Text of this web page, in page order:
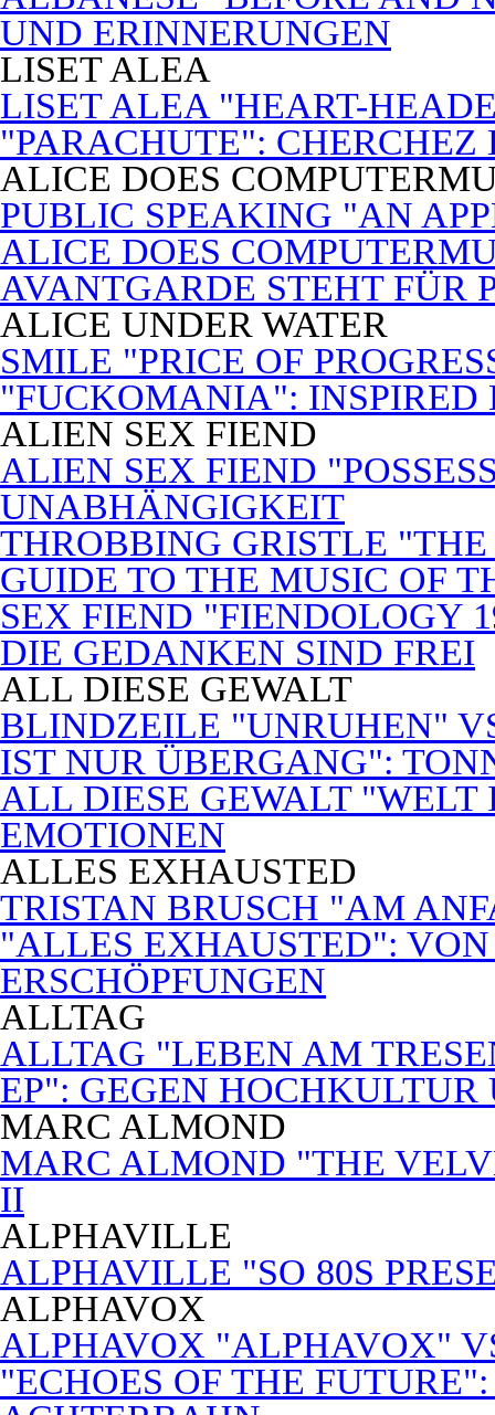
UND ERINNERUNGEN
LISET ALEA
LISET ALEA "HEART-
"PARACHUTE": CHERCHEZ
ALICE DOES
PUBLIC SPEAKING "AN
ALICE DOES
AVANTGARDE STEHT FÜR
ALICE UNDER WATER
SMILE "PRICE OF
"FUCKOMANIA": INSPIRED
ALIEN SEX FIEND
ALIEN SEX FIEND
UNABHÄNGIGKEIT
THROBBING GRISTLE
GUIDE TO THE MUSIC OF
SEX FIEND "FIENDOLOGY
DIE GEDANKEN SIND FREI
ALL DIESE GEWALT
BLINDZEILE "UNRUHEN"
IST NUR ÜBERGANG":
ALL DIESE GEWALT
EMOTIONEN
ALLES EXHAUSTED
TRISTAN BRUSCH "AM
"ALLES EXHAUSTED":
ERSCHÖPFUNGEN
ALLTAG
ALLTAG "LEBEN AM
EP": GEGEN
MARC ALMOND
MARC ALMOND "THE
II
ALPHAVILLE
ALPHAVILLE "SO 80S
ALPHAVOX
ALPHAVOX "ALPHAVOX"
"ECHOES OF THE